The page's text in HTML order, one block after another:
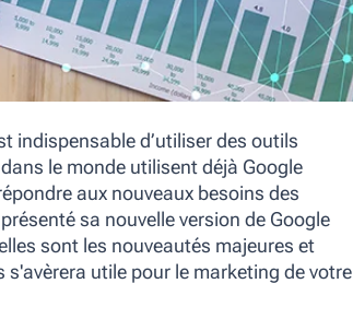
indispensable d’utiliser des outils
le monde utilisent déjà Google
aux nouveaux besoins des
sa nouvelle version de Google
sont les nouveautés majeures et
utile pour le marketing de votre